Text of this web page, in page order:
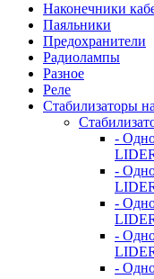
Наконечники
Паяльники
Предохранители
Радиолампы
Разное
Реле
Стабилизаторы
-
-
-
-
-